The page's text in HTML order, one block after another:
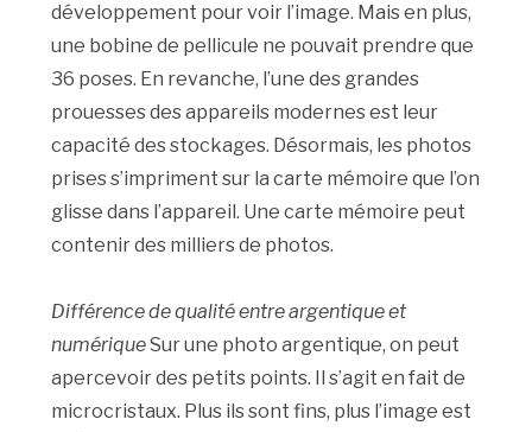
développement pour voir l’image. Mais en plus,
une bobine de pellicule ne pouvait prendre que
36 poses. En revanche, l’une des grandes
prouesses des appareils modernes est leur
capacité des stockages. Désormais, les photos
prises s’impriment sur la carte mémoire que l’on
glisse dans l’appareil. Une carte mémoire peut
contenir des milliers de photos.
Différence de qualité entre argentique et
numériqueSur une photo argentique, on peut
apercevoir des petits points. Il s’agit en fait de
microcristaux. Plus ils sont fins, plus l’image est